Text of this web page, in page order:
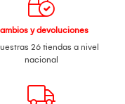
y devoluciones
26 tiendas a nivel
nacional